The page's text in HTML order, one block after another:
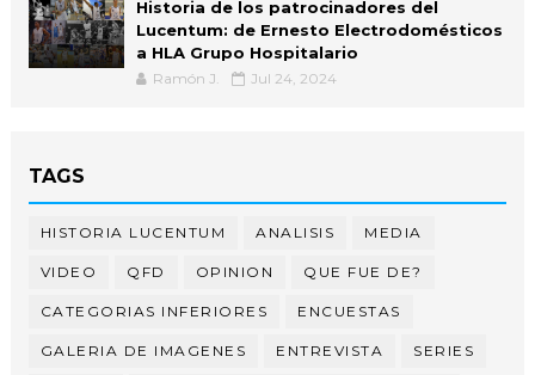
Historia de los patrocinadores del
Lucentum: de Ernesto Electrodomésticos
a HLA Grupo Hospitalario
Ramón J. Jul 24, 2024
TAGS
HISTORIA LUCENTUM ANALISIS MEDIA
VIDEO QFD OPINION QUE FUE DE?
CATEGORIAS INFERIORES ENCUESTAS
GALERIA DE IMAGENES ENTREVISTA SERIES